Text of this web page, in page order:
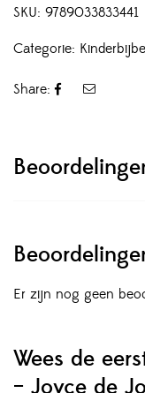
SKU: 9789033833441
Categorie:
Share:
Er zijn nog geen
Wees de
– Joyce de